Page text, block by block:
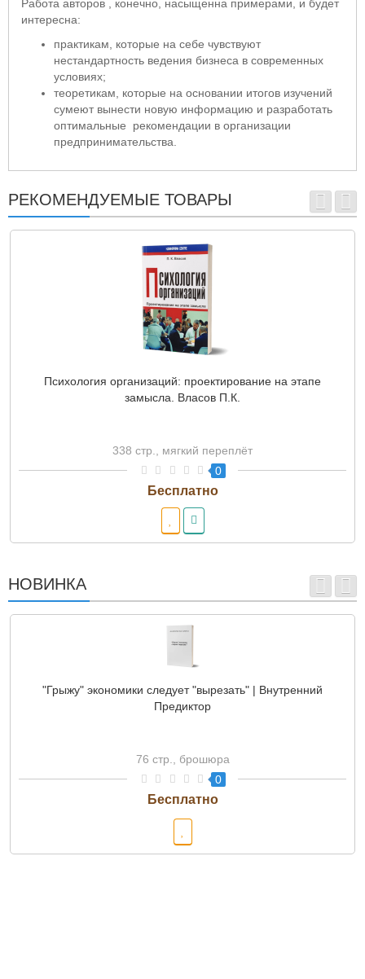
Работа авторов , конечно, насыщенна примерами, и будет
интересна:
практикам, которые на себе чувствуют
нестандартность ведения бизнеса в современных
условиях;
теоретикам, которые на основании итогов изучений
сумеют вынести новую информацию и разработать
оптимальные рекомендации в организации
предпринимательства.
РЕКОМЕНДУЕМЫЕ ТОВАРЫ
Психология организаций: проектирование на этапе
замысла. Власов П.К.
338 стр., мягкий переплёт
0
НОВИНКА
"Грыжу" экономики следует "вырезать" | Внутренний
Предиктор
76 стр., брошюра
0